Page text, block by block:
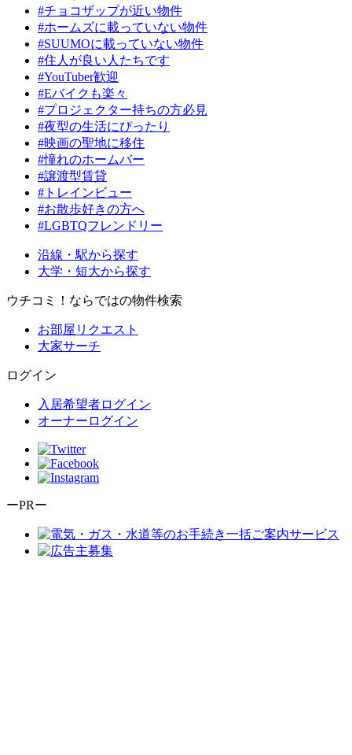
#チョコザップが近い物件
#ホームズに載っていない物件
#SUUMOに載っていない物件
#住人が良い人たちです
#YouTuber歓迎
#Eバイクも楽々
#プロジェクター持ちの方必見
#夜型の生活にぴったり
#映画の聖地に移住
#憧れのホームバー
#譲渡型賃貸
#トレインビュー
#お散歩好きの方へ
#LGBTQフレンドリー
沿線・駅から探す
大学・短大から探す
ウチコミ！ならではの物件検索
お部屋リクエスト
大家サーチ
ログイン
入居希望者ログイン
オーナーログイン
ーPRー